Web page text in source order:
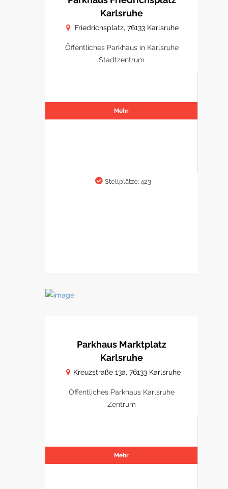
Karlsruhe
Friedrichsplatz, 76133 Karlsruhe
Öffentliches Parkhaus in Karlsruhe
Stadtzentrum
Mehr
Stellplätze: 423
Parkhaus Marktplatz
Karlsruhe
Kreuzstraße 13a, 76133 Karlsruhe
Öffentliches Parkhaus Karlsruhe
Zentrum
Mehr